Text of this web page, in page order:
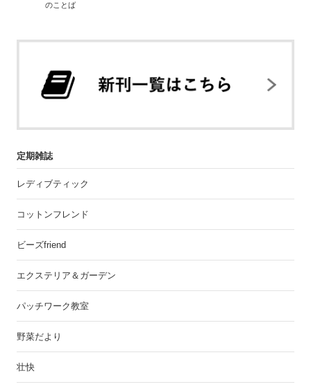
のことば
定期雑誌
レディブティック
コットンフレンド
ビーズfriend
エクステリア＆ガーデン
パッチワーク教室
野菜だより
壮快